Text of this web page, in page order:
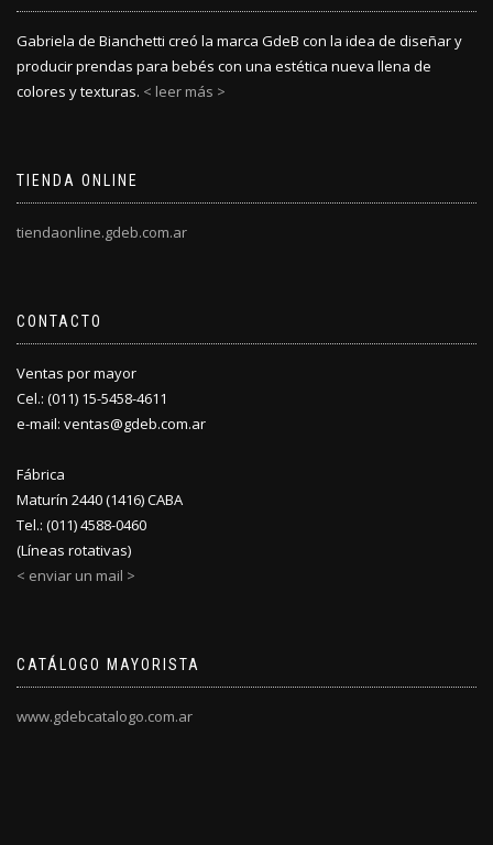
Gabriela de Bianchetti creó la marca GdeB con la idea de diseñar y
producir prendas para bebés con una estética nueva llena de
colores y texturas. < leer más >
TIENDA ONLINE
tiendaonline.gdeb.com.ar
CONTACTO
Ventas por mayor
Cel.: (011) 15-5458-4611
e-mail: ventas@gdeb.com.ar
Fábrica
Maturín 2440 (1416) CABA
Tel.: (011) 4588-0460
(Líneas rotativas)
< enviar un mail >
CATÁLOGO MAYORISTA
www.gdebcatalogo.com.ar